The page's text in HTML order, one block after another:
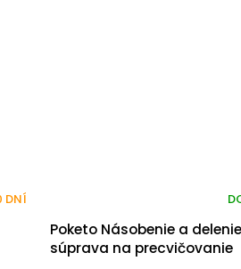
DNÍ
Poketo Násobenie a
súprava na precvičovanie